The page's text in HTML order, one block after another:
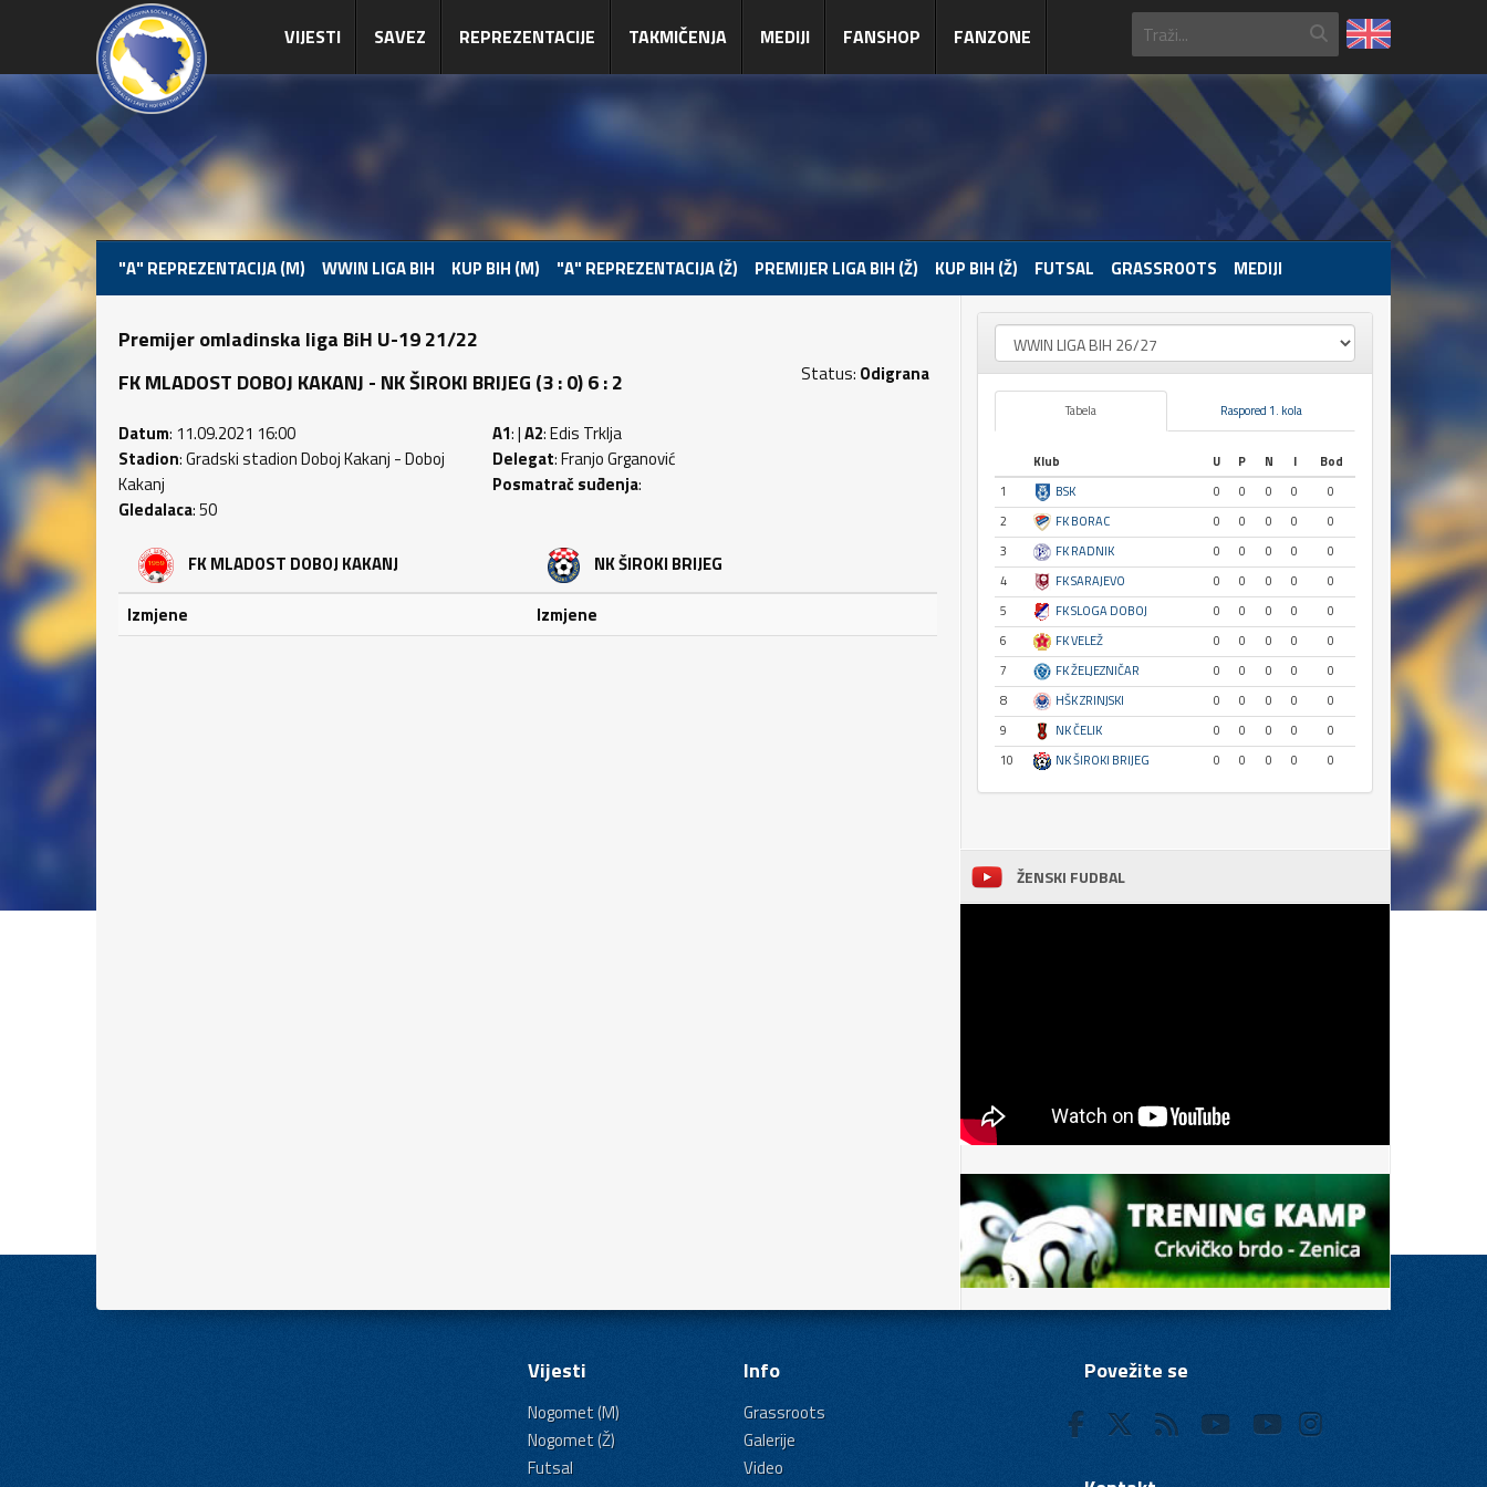
VIJESTI SAVEZ REPREZENTACIJE TAKMIČENJA MEDIJI FANSHOP FANZONE
"A" REPREZENTACIJA (M) WWIN LIGA BIH KUP BIH (M) "A" REPREZENTACIJA (Ž) PREMIJER LIGA BIH (Ž) KUP BIH (Ž) FUTSAL GRASSROOTS MEDIJI
Premijer omladinska liga BiH U-19 21/22
FK MLADOST DOBOJ KAKANJ - NK ŠIROKI BRIJEG (3 : 0) 6 : 2
Status: Odigrana
Datum: 11.09.2021 16:00
Stadion: Gradski stadion Doboj Kakanj - Doboj
Kakanj
Gledalaca: 50
A1: |A2: Edis Trklja
Delegat: Franjo Grganović
Posmatrač suđenja:
FK MLADOST DOBOJ KAKANJ
Izmjene
NK ŠIROKI BRIJEG
Izmjene
Tabela Raspored 1. kola
Klub U P N I
Bod
1
BSK 0 0 0 0
0
2
FK BORAC 0 0 0 0
0
3
FK RADNIK 0 0 0 0
0
4
FK SARAJEVO 0 0 0 0
0
5
FK SLOGA DOBOJ 0 0 0 0
0
6
FK VELEŽ 0 0 0 0
0
7
FK ŽELJEZNIČAR 0 0 0 0
0
8
HŠK ZRINJSKI 0 0 0 0
0
9
NK ČELIK 0 0 0 0
0
10
NK ŠIROKI BRIJEG 0 0 0 0 0
ŽENSKI FUDBAL
Vijesti
Nogomet (M)
Nogomet (Ž)
Futsal
Info
Grassroots
Galerije
Video
Povežite se